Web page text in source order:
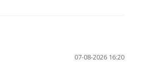
07-08-2026 16:20